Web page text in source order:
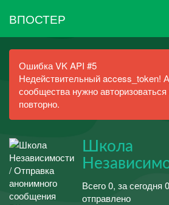
ВПОСТЕР
Ошибка VK API #5
Недействительный access_token!
сообщества нужно
повторно.
Школа
Всего 0, за сегодня
отправлено